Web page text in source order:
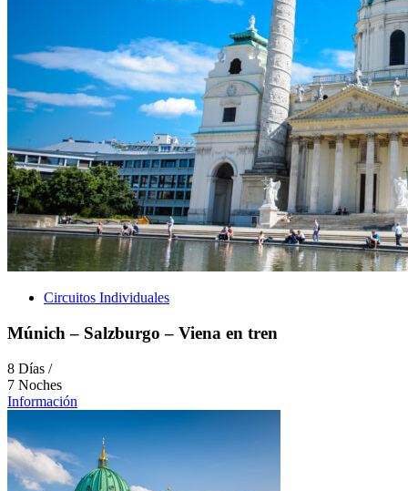
Circuitos Individuales
Múnich – Salzburgo – Viena en tren
8 Días /
7 Noches
Información